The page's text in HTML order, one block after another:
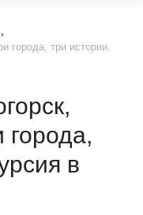
города, три истории.
города,
в